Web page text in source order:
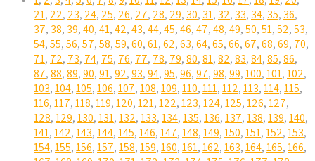
21, 22, 23, 24, 25, 26, 27, 28, 29, 30, 31, 32, 33, 34, 35, 36,
37, 38, 39,40,41,42,43,44,45,46,47,48,49,50,51,52,53,
54,55,56,57,58,59,60,61,62,63,64,65,66,67,68,69, 70,
71, 72, 73, 74, 75, 76, 77, 78, 79,80,81,82,83,84,85,86,
87,88,89,90,91,92,93,94,95,96,97,98,99,100,101,102,
103,104,105,106,107,108,109,110,111,112,113,114,115,
116,117,118,119,120,121,122,123,124,125,126,127,
128,129,130,131,132,133,134,135,136,137,138,139,140,
141,142,143,144,145,146,147,148,149,150,151,152,153,
154,155,156,157,158,159,160,161,162,163,164,165,166,